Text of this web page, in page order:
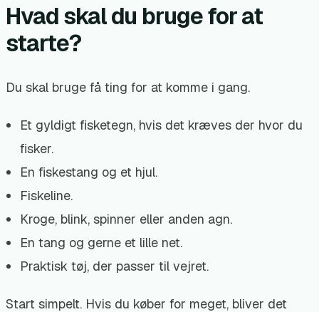
Hvad skal du bruge for at
starte?
Du skal bruge få ting for at komme i gang.
Et gyldigt fisketegn, hvis det kræves der hvor du
fisker.
En fiskestang og et hjul.
Fiskeline.
Kroge, blink, spinner eller anden agn.
En tang og gerne et lille net.
Praktisk tøj, der passer til vejret.
Start simpelt. Hvis du køber for meget, bliver det